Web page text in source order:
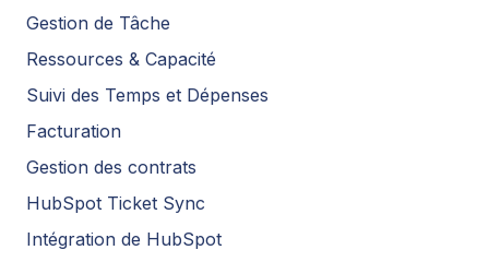
Gestion de Tâche
Ressources & Capacité
Suivi des Temps et Dépenses
Facturation
Gestion des contrats
HubSpot Ticket Sync
Intégration de HubSpot